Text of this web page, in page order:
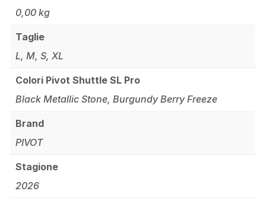
0,00 kg
Taglie
L, M, S, XL
Colori Pivot Shuttle SL Pro
Black Metallic Stone, Burgundy Berry Freeze
Brand
PIVOT
Stagione
2026